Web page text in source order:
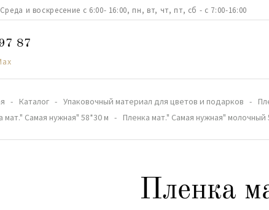
и воскресение с 6:00- 16:00, пн, вт, чт, пт, сб - с 7:00-16:00
87
Каталог Упаковочный материал для цветов и подарков
мат." Самая нужная" 58*30 м
Пленка мат." Самая нужная" молочный
Пленка